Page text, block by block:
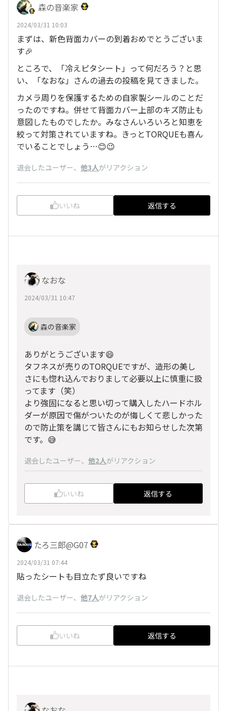
森の音楽家
2024/03/31 10:03
まずは、新色背面カバーの到着おめでとうございま
す🎉
ところで、「冷えピタシート」って何だろう？と思
い、「なおな」さんの過去の投稿を見てきました。
カメラ周りを保護するための自家製シールのことだ
ったのですね。併せて背面カバー上部のキズ防止も
意図したものでしたか。みなさんいろいろと知恵を
絞って対策されていますね。きっとTORQUEも喜ん
でいることでしょう…😊😉
退会したユーザー、 他3人がリアクション
いいね 返信する
なおな
2024/03/31 10:47
森の音楽家
ありがとうございます😄
タフネスが売りのTORQUEですが、造形の美し
さにも惚れ込んでおりまして必要以上に慎重に扱
ってます（笑）
より強固になると思い切って購入したハードホル
ダーが原因で傷がついたのが悔しくて悲しかった
ので防止策を講じて皆さんにもお知らせした次第
です。😅
退会したユーザー、 他2人がリアクション
いいね 返信する
たろ三郎@G07
2024/03/31 07:44
貼ったシートも目立たず良いですね
退会したユーザー、 他7人がリアクション
いいね 返信する